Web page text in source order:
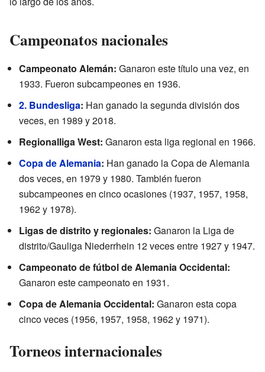
Campeonatos nacionales
Campeonato Alemán: Ganaron este título una vez, en
1933. Fueron subcampeones en 1936.
2. Bundesliga: Han ganado la segunda división dos
veces, en 1989 y 2018.
Regionalliga West: Ganaron esta liga regional en 1966.
Copa de Alemania: Han ganado la Copa de Alemania
dos veces, en 1979 y 1980. También fueron
subcampeones en cinco ocasiones (1937, 1957, 1958,
1962 y 1978).
Ligas de distrito y regionales: Ganaron la Liga de
distrito/Gauliga Niederrhein 12 veces entre 1927 y 1947.
Campeonato de fútbol de Alemania Occidental:
Ganaron este campeonato en 1931.
Copa de Alemania Occidental: Ganaron esta copa
cinco veces (1956, 1957, 1958, 1962 y 1971).
Torneos internacionales